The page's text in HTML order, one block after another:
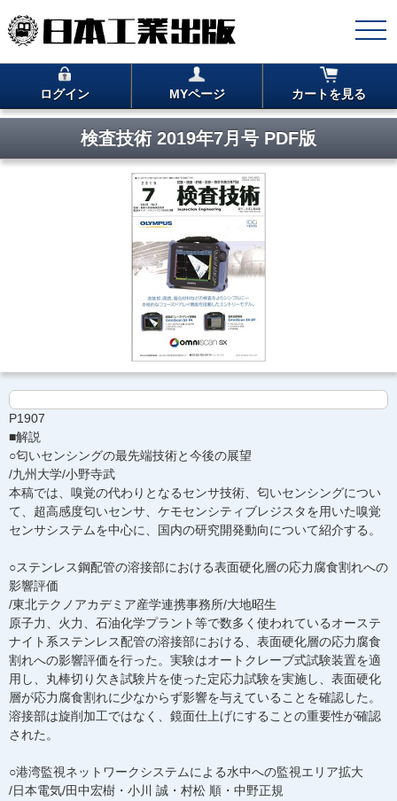
ログイン MYページ カートを見る
検査技術 2019年7月号 PDF版
P1907
■解説
○匂いセンシングの最先端技術と今後の展望
/九州大学/小野寺武
本稿では、嗅覚の代わりとなるセンサ技術、匂いセンシングについ
て、超高感度匂いセンサ、ケモセンシティブレジスタを用いた嗅覚
センサシステムを中心に、国内の研究開発動向について紹介する。
○ステンレス鋼配管の溶接部における表面硬化層の応力腐食割れへの
影響評価
/東北テクノアカデミア産学連携事務所/大地昭生
原子力、火力、石油化学プラント等で数多く使われているオーステ
ナイト系ステンレス配管の溶接部における、表面硬化層の応力腐食
割れへの影響評価を行った。実験はオートクレーブ式試験装置を適
用し、丸棒切り欠き試験片を使った定応力試験を実施し、表面硬化
層が応力腐食割れに少なからず影響を与えていることを確認した。
溶接部は旋削加工ではなく、鏡面仕上げにすることの重要性が確認
された。
○港湾監視ネットワークシステムによる水中への監視エリア拡大
/日本電気/田中宏樹・小川 誠・村松 順・中野正規